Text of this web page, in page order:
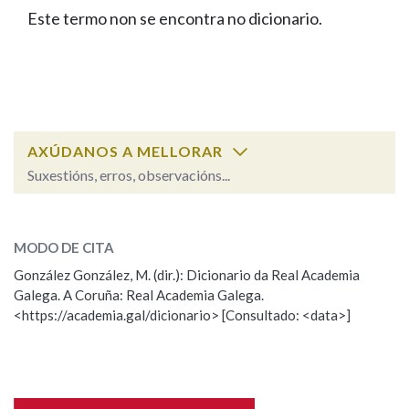
FIGURAS HOMENAXEADAS
PORTAL DAS PALABRAS
Facebook
TwitterYoutubeInstagram
Bluesky
BUSCAR NOS LEMAS
Remata por
BUSCAR NO CONTIDO
Nas definicións
Este termo non se encontra no dicionario.
AXÚDANOS A MELLORAR
Suxestións, erros, observacións...
Observación
Nome
MODO DE CITA
González González, M. (dir.): Dicionario da Real Academia
Galega. A Coruña: Real Academia Galega.
<https://academia.gal/dicionario> [Consultado: <data>]